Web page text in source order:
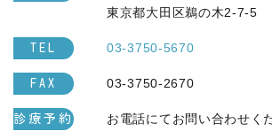
東京都大田区鵜の木2-7-5
TEL 03-3750-5670
FAX 03-3750-2670
診療予約 お電話にてお問い合わせく